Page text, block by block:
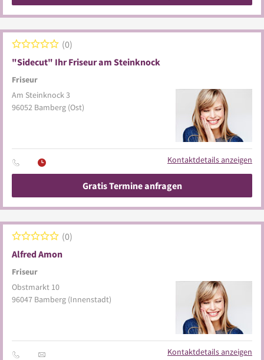
"Sidecut" Ihr Friseur am Steinknock
Friseur
0
Am Steinknock 3
96052 Bamberg (Ost)
Kontaktdetails anzeigen
Gratis Termine anfragen
Alfred Amon
Friseur
0
Obstmarkt 10
96047 Bamberg (Innenstadt)
Kontaktdetails anzeigen